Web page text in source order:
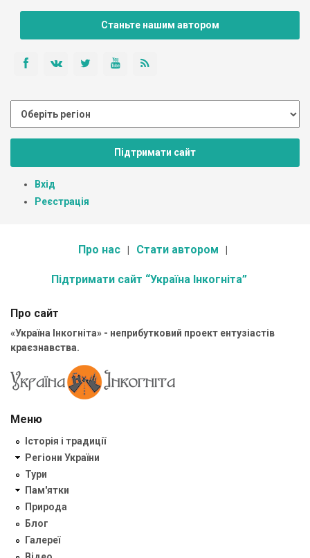
Станьте нашим автором
Підтримати сайт
Вхід
Реєстрація
Про нас Стати автором
Підтримати сайт “Україна Інкогніта”
Про сайт
«Україна Інкогніта» - неприбутковий проект ентузіастів
краєзнавства.
Меню
Історія і традиції
Регіони України
Тури
Пам'ятки
Природа
Блог
Галереї